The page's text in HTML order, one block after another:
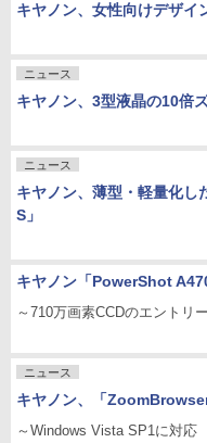
キヤノン、女性向けデザイ
ニュース
キヤノン、3型液晶の10倍
ニュース
キヤノン、薄型・軽量化
S」
キヤノン「PowerShot
～710万画素CCDのエントリ
ニュース
キヤノン、「
～Windows Vista SP1に対応